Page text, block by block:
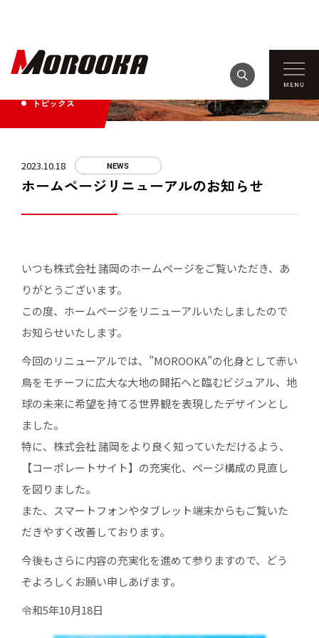
トピックス
2023.10.18 NEWS
ホームページリニューアルのお知らせ
いつも株式会社 諸岡のホームページをご覧いただき、あ
りがとうございます。
この度、ホームページをリニューアルいたしましたので
お知らせいたします。
今回のリニューアルでは、”MOROOKA”の化身として赤い
鳥をモチーフに広大な大地の開拓へと臨むビジュアル、地
球の未来に希望を持てる世界観を表現したデザインとし
ました。
特に、株式会社 諸岡をより良く知っていただけるよう、
【コーポレートサイト】の充実化、ページ構成の見直し
を図りました。
また、スマートフォンやタブレット端末からもご覧いた
だきやすく改善しております。
今後もさらに内容の充実化を進めて参りますので、どう
ぞよろしくお願い申しあげます。
令和5年10月18日